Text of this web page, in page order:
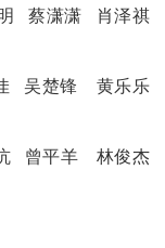
明蔡潇潇
肖泽祺
吴楚锋 黄乐乐
曾平羊林俊杰